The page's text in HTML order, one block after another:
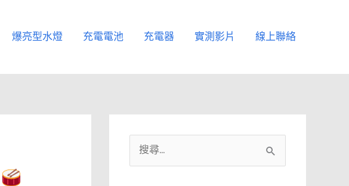
爆亮型水燈 充電電池 充電器 實測影片 線上聯絡
尋